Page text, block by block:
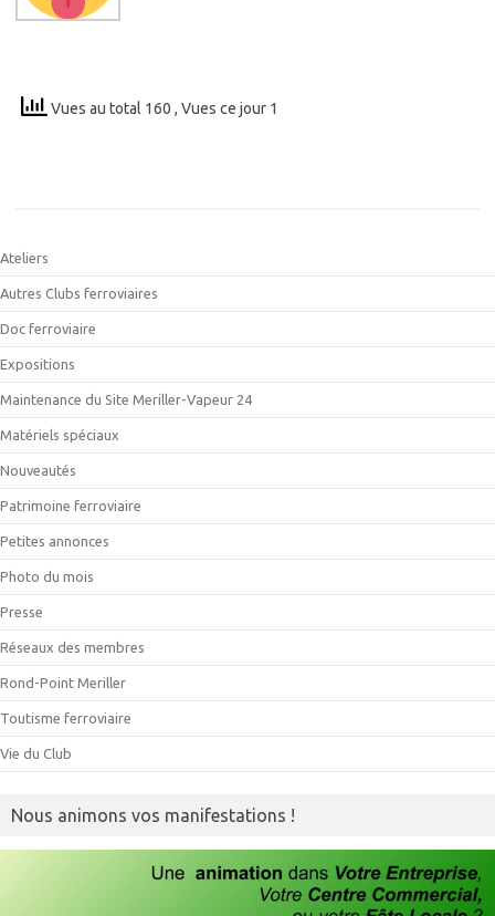
Vues au total 160 , Vues ce jour 1
Ateliers
Autres Clubs ferroviaires
Doc ferroviaire
Expositions
Maintenance du Site Meriller-Vapeur 24
Matériels spéciaux
Nouveautés
Patrimoine ferroviaire
Petites annonces
Photo du mois
Presse
Réseaux des membres
Rond-Point Meriller
Toutisme ferroviaire
Vie du Club
Nous animons vos manifestations !